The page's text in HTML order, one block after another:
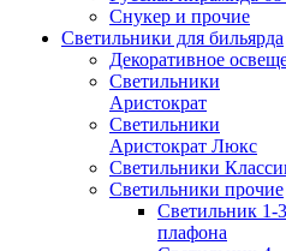
Снукер и прочие
Светильники для бильярда
Декоративное
Светильники
Аристократ
Светильники
Аристократ Люкс
Светильники
Светильники прочие
Светильник 1-3
плафона